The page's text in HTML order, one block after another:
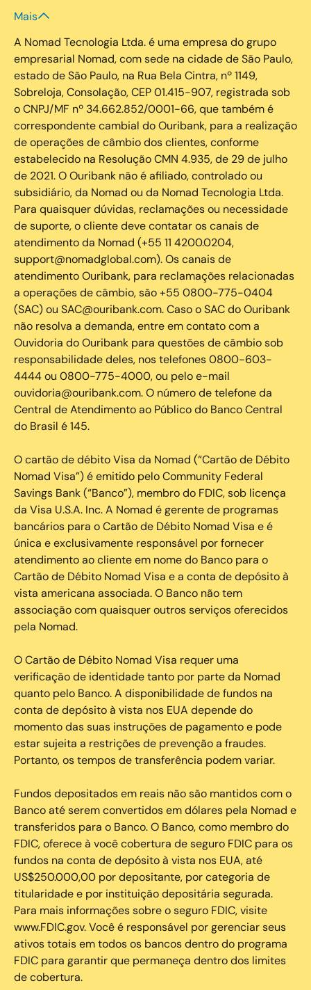
Mais
A Nomad Tecnologia Ltda. é uma empresa do grupo
empresarial Nomad, com sede na cidade de São Paulo,
estado de São Paulo, na Rua Bela Cintra, nº 1149,
Sobreloja, Consolação, CEP 01.415-907, registrada sob
o CNPJ/MF nº 34.662.852/0001-66, que também é
correspondente cambial do Ouribank, para a realização
de operações de câmbio dos clientes, conforme
estabelecido na Resolução CMN 4.935, de 29 de julho
de 2021. O Ouribank não é afiliado, controlado ou
subsidiário, da Nomad ou da Nomad Tecnologia Ltda.
Para quaisquer dúvidas, reclamações ou necessidade
de suporte, o cliente deve contatar os canais de
atendimento da Nomad (+55 11 4200.0204,
support@nomadglobal.com). Os canais de
atendimento Ouribank, para reclamações relacionadas
a operações de câmbio, são +55 0800-775-0404
(SAC) ou SAC@ouribank.com. Caso o SAC do Ouribank
não resolva a demanda, entre em contato com a
Ouvidoria do Ouribank para questões de câmbio sob
responsabilidade deles, nos telefones 0800-603-
4444 ou 0800-775-4000, ou pelo e-mail
ouvidoria@ouribank.com. O número de telefone da
Central de Atendimento ao Público do Banco Central
do Brasil é 145.
O cartão de débito Visa da Nomad (“Cartão de Débito
Nomad Visa”) é emitido pelo Community Federal
Savings Bank (“Banco”), membro do FDIC, sob licença
da Visa U.S.A. Inc. A Nomad é gerente de programas
bancários para o Cartão de Débito Nomad Visa e é
única e exclusivamente responsável por fornecer
atendimento ao cliente em nome do Banco para o
Cartão de Débito Nomad Visa e a conta de depósito à
vista americana associada. O Banco não tem
associação com quaisquer outros serviços oferecidos
pela Nomad.
O Cartão de Débito Nomad Visa requer uma
verificação de identidade tanto por parte da Nomad
quanto pelo Banco. A disponibilidade de fundos na
conta de depósito à vista nos EUA depende do
momento das suas instruções de pagamento e pode
estar sujeita a restrições de prevenção a fraudes.
Portanto, os tempos de transferência podem variar.
Fundos depositados em reais não são mantidos com o
Banco até serem convertidos em dólares pela Nomad e
transferidos para o Banco. O Banco, como membro do
FDIC, oferece à você cobertura de seguro FDIC para os
fundos na conta de depósito à vista nos EUA, até
US$250.000,00 por depositante, por categoria de
titularidade e por instituição depositária segurada.
Para mais informações sobre o seguro FDIC, visite
www.FDIC.gov. Você é responsável por gerenciar seus
ativos totais em todos os bancos dentro do programa
FDIC para garantir que permaneça dentro dos limites
de cobertura.